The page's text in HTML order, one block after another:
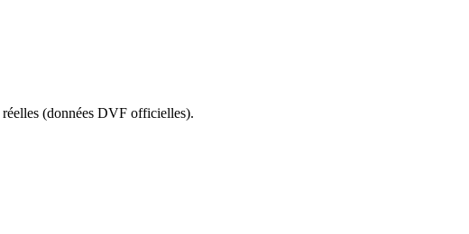
(données DVF officielles).